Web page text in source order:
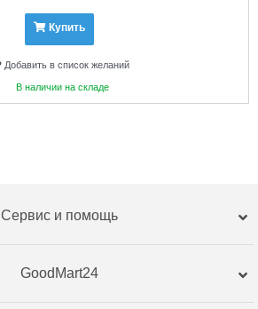
Купить
Добавить в список желаний
В наличии на складе
Сервис и помощь
GoodMart24